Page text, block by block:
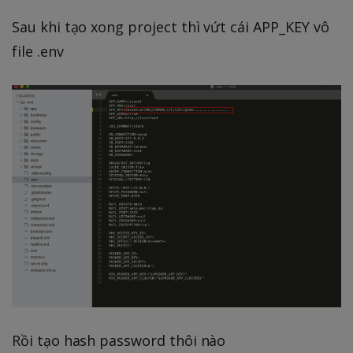
Sau khi tạo xong project thì vứt cái APP_KEY vô
file .env
Rồi tạo hash password thôi nào